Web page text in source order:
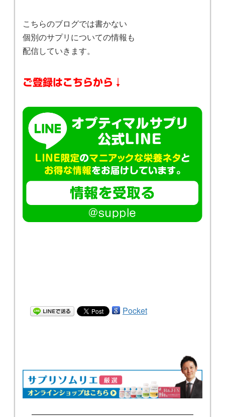
こちらのブログでは書かない
個別のサプリについての情報も
配信していきます。
ご登録はこちらから↓
Pocket